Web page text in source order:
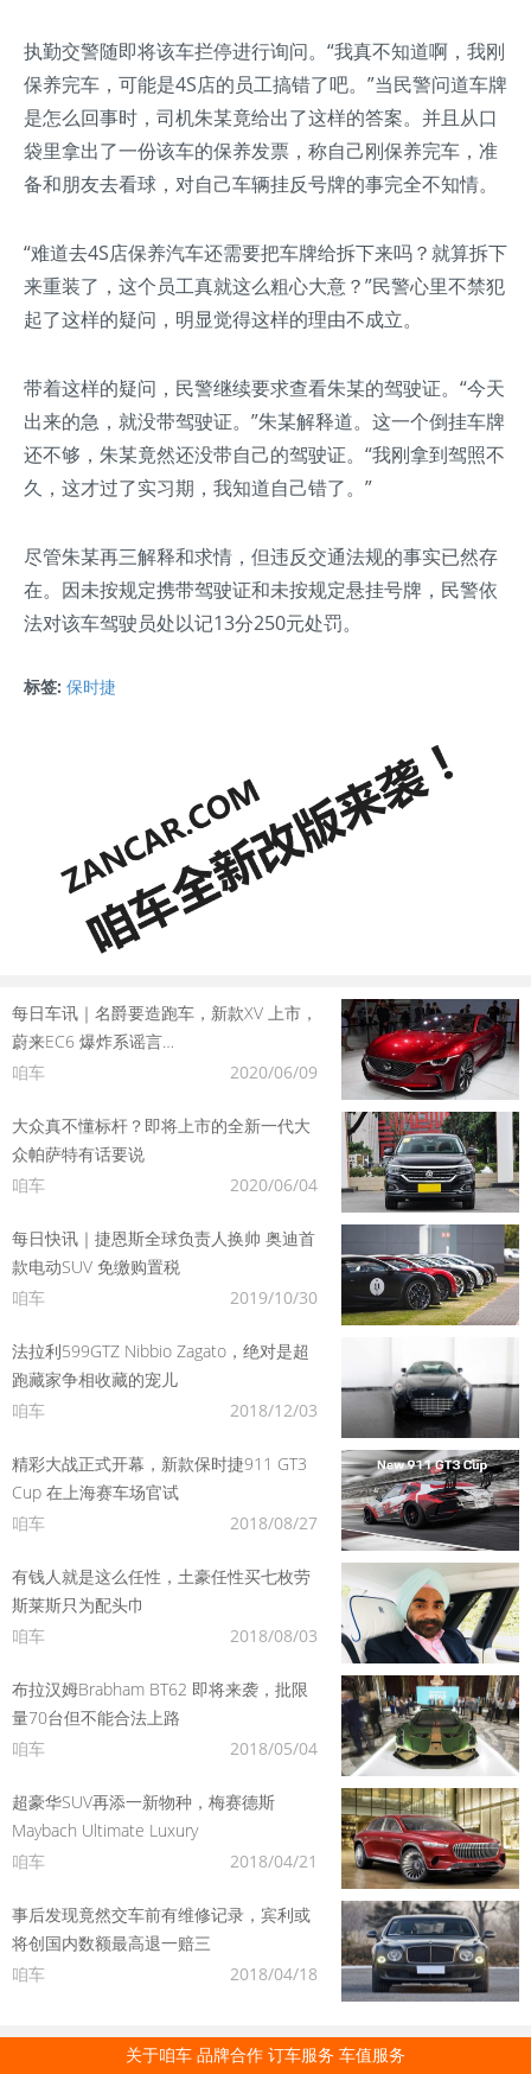
执勤交警随即将该车拦停进行询问。“我真不知道啊，我刚
保养完车，可能是4S店的员工搞错了吧。”当民警问道车牌
是怎么回事时，司机朱某竟给出了这样的答案。并且从口
袋里拿出了一份该车的保养发票，称自己刚保养完车，准
备和朋友去看球，对自己车辆挂反号牌的事完全不知情。
“难道去4S店保养汽车还需要把车牌给拆下来吗？就算拆下
来重装了，这个员工真就这么粗心大意？”民警心里不禁犯
起了这样的疑问，明显觉得这样的理由不成立。
带着这样的疑问，民警继续要求查看朱某的驾驶证。“今天
出来的急，就没带驾驶证。”朱某解释道。这一个倒挂车牌
还不够，朱某竟然还没带自己的驾驶证。“我刚拿到驾照不
久，这才过了实习期，我知道自己错了。”
尽管朱某再三解释和求情，但违反交通法规的事实已然存
在。因未按规定携带驾驶证和未按规定悬挂号牌，民警依
法对该车驾驶员处以记13分250元处罚。
标签: 保时捷
每日车讯｜名爵要造跑车，新款XV 上市，
蔚来EC6 爆炸系谣言…
咱车
2020/06/09
大众真不懂标杆？即将上市的全新一代大
众帕萨特有话要说
咱车
2020/06/04
每日快讯｜捷恩斯全球负责人换帅 奥迪首
款电动SUV 免缴购置税
咱车
2019/10/30
法拉利599GTZ Nibbio Zagato，绝对是超
跑藏家争相收藏的宠儿
咱车
2018/12/03
精彩大战正式开幕，新款保时捷911 GT3
Cup 在上海赛车场官试
咱车
2018/08/27
有钱人就是这么任性，土豪任性买七枚劳
斯莱斯只为配头巾
咱车
2018/08/03
布拉汉姆Brabham BT62 即将来袭，批限
量70台但不能合法上路
咱车
2018/05/04
超豪华SUV再添一新物种，梅赛德斯
Maybach Ultimate Luxury
咱车
2018/04/21
事后发现竟然交车前有维修记录，宾利或
将创国内数额最高退一赔三
咱车
2018/04/18
关于咱车 品牌合作 订车服务 车值服务